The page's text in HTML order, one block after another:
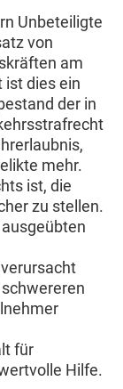
Unbeteiligte
von
am
ist dies ein
der in
mehr.
ist, die
zu stellen.
für
Hilfe.